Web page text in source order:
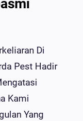
Di
Pest Hadir
Kami
Yang